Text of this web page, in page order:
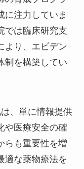
に注力していま
では臨床研究支
より、エビデン
制を構築してい
、単に情報提供
や医療安全の確
らも重要性を増
適な薬物療法を